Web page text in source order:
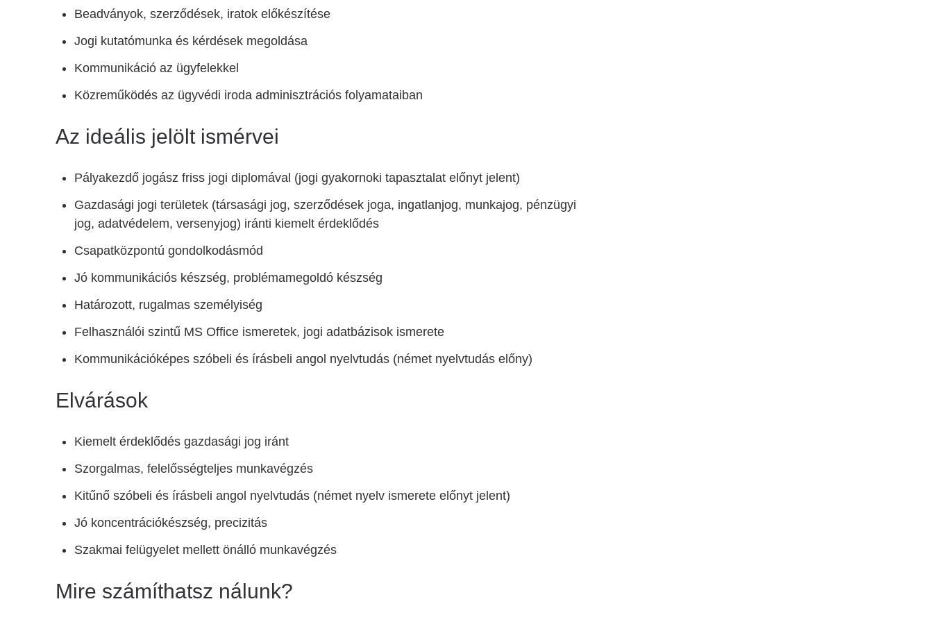
Beadványok, szerződések, iratok előkészítése
Jogi kutatómunka és kérdések megoldása
Kommunikáció az ügyfelekkel
Közreműködés az ügyvédi iroda adminisztrációs folyamataiban
Az ideális jelölt ismérvei
Pályakezdő jogász friss jogi diplomával (jogi gyakornoki tapasztalat előnyt jelent)
Gazdasági jogi területek (társasági jog, szerződések joga, ingatlanjog, munkajog, pénzügyi
jog, adatvédelem, versenyjog) iránti kiemelt érdeklődés
Csapatközpontú gondolkodásmód
Jó kommunikációs készség, problémamegoldó készség
Határozott, rugalmas személyiség
Felhasználói szintű MS Office ismeretek, jogi adatbázisok ismerete
Kommunikációképes szóbeli és írásbeli angol nyelvtudás (német nyelvtudás előny)
Elvárások
Kiemelt érdeklődés gazdasági jog iránt
Szorgalmas, felelősségteljes munkavégzés
Kitűnő szóbeli és írásbeli angol nyelvtudás (német nyelv ismerete előnyt jelent)
Jó koncentrációkészség, precizitás
Szakmai felügyelet mellett önálló munkavégzés
Mire számíthatsz nálunk?